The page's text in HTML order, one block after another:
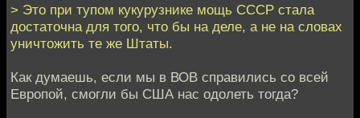
> Это при тупом кукурузнике мощь СССР стала
достаточна для того, что бы на деле, а не на словах
уничтожить те же Штаты.
Как думаешь, если мы в ВОВ справились со всей
Европой, смогли бы США нас одолеть тогда?